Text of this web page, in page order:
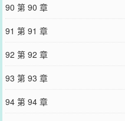
90 第 90 章
91 第 91 章
92 第 92 章
93 第 93 章
94 第 94 章